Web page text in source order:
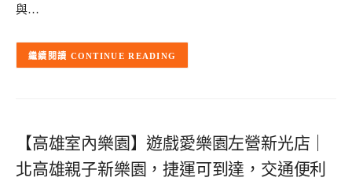
與…
CONTINUE READING
【高雄室內樂園】遊戲愛樂園左營新光店｜
北高雄親子新樂園，捷運可到達，交通便利